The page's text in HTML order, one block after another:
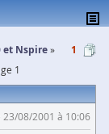
et Nspire
1
1
23/08/2001 à 10:06